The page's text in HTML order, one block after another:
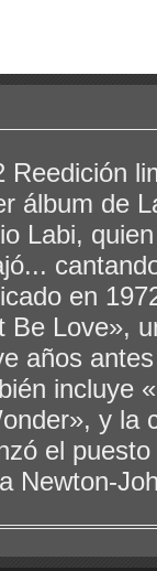
Reedición
álbum de
Labi,
en
Be Love»,
años
incluye
y la
el
Newton-